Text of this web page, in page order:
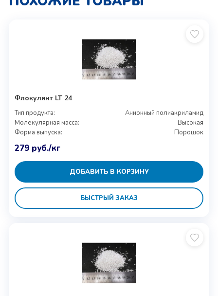
Флокулянт LT 24
Тип продукта:
Анионный полиакриламид
Молекулярная масса:
Высокая
Форма выпуска:
Порошок
279 руб./кг
ДОБАВИТЬ В КОРЗИНУ
БЫСТРЫЙ ЗАКАЗ